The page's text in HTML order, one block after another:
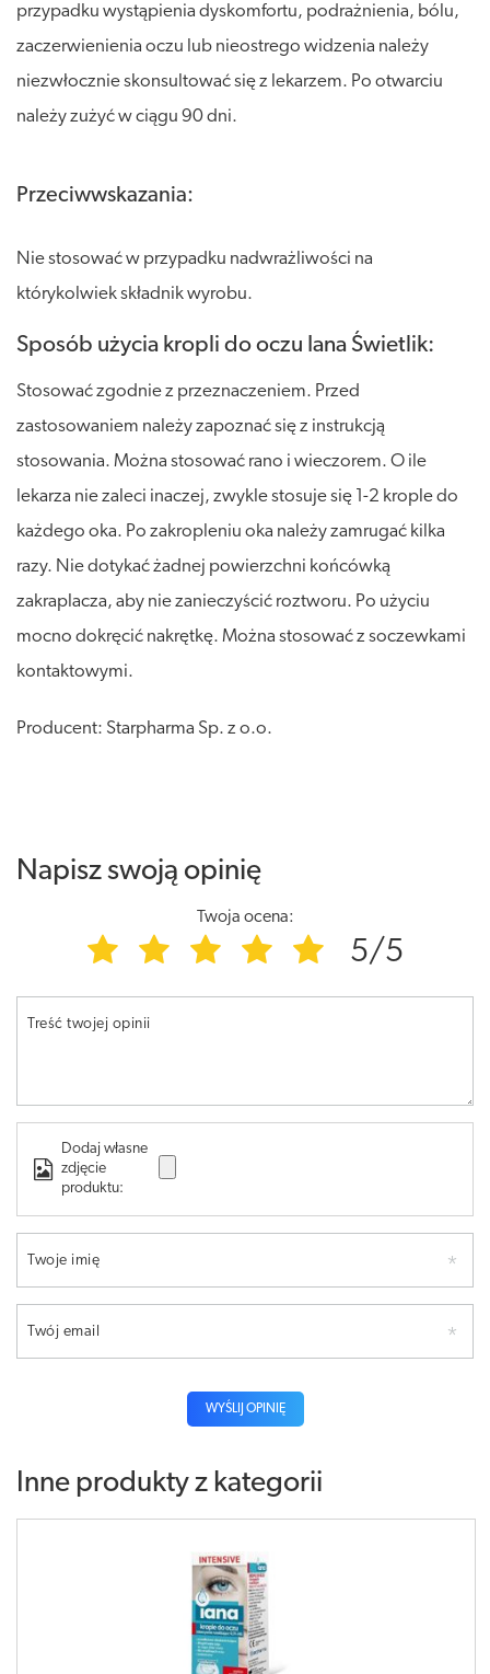
przypadku wystąpienia dyskomfortu, podrażnienia, bólu,
zaczerwienienia oczu lub nieostrego widzenia należy
niezwłocznie skonsultować się z lekarzem. Po otwarciu
należy zużyć w ciągu 90 dni.
Przeciwwskazania:
Nie stosować w przypadku nadwrażliwości na
którykolwiek składnik wyrobu.
Sposób użycia kropli do oczu Iana Świetlik:
Stosować zgodnie z przeznaczeniem. Przed
zastosowaniem należy zapoznać się z instrukcją
stosowania. Można stosować rano i wieczorem. O ile
lekarza nie zaleci inaczej, zwykle stosuje się 1-2 krople do
każdego oka. Po zakropleniu oka należy zamrugać kilka
razy. Nie dotykać żadnej powierzchni końcówką
zakraplacza, aby nie zanieczyścić roztworu. Po użyciu
mocno dokręcić nakrętkę. Można stosować z soczewkami
kontaktowymi.
Producent: Starpharma Sp. z o.o.
Napisz swoją opinię
Twoja ocena:
5/5
Treść twojej opinii
Dodaj własne
zdjęcie
produktu:
Twoje imię
Twój email
WYŚLIJ OPINIĘ
Inne produkty z kategorii